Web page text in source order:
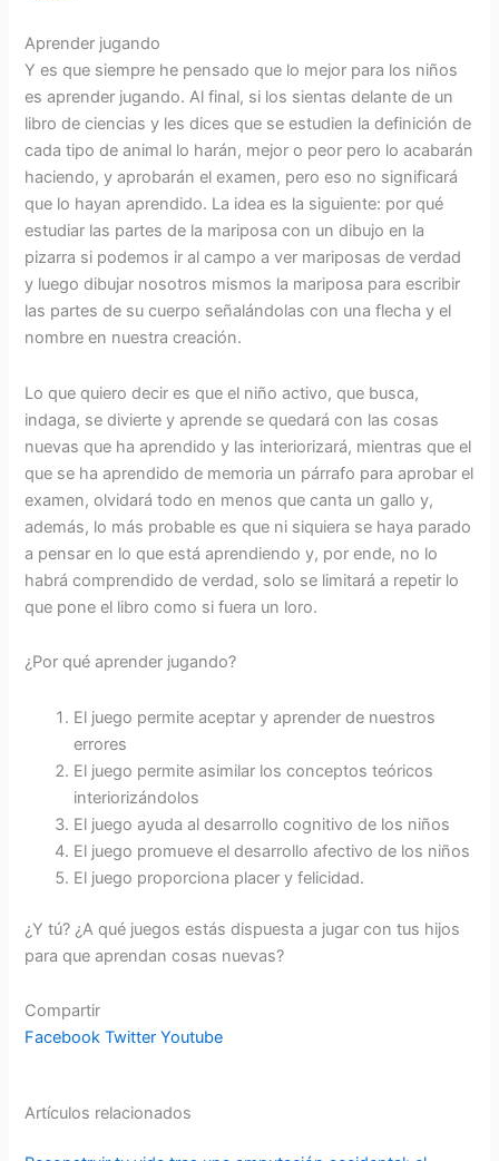
Aprender jugando
Y es que siempre he pensado que lo mejor para los niños
es aprender jugando. Al final, si los sientas delante de un
libro de ciencias y les dices que se estudien la definición de
cada tipo de animal lo harán, mejor o peor pero lo acabarán
haciendo, y aprobarán el examen, pero eso no significará
que lo hayan aprendido. La idea es la siguiente: por qué
estudiar las partes de la mariposa con un dibujo en la
pizarra si podemos ir al campo a ver mariposas de verdad
y luego dibujar nosotros mismos la mariposa para escribir
las partes de su cuerpo señalándolas con una flecha y el
nombre en nuestra creación.
Lo que quiero decir es que el niño activo, que busca,
indaga, se divierte y aprende se quedará con las cosas
nuevas que ha aprendido y las interiorizará, mientras que el
que se ha aprendido de memoria un párrafo para aprobar el
examen, olvidará todo en menos que canta un gallo y,
además, lo más probable es que ni siquiera se haya parado
a pensar en lo que está aprendiendo y, por ende, no lo
habrá comprendido de verdad, solo se limitará a repetir lo
que pone el libro como si fuera un loro.
¿Por qué aprender jugando?
El juego permite aceptar y aprender de nuestros
errores
El juego permite asimilar los conceptos teóricos
interiorizándolos
El juego ayuda al desarrollo cognitivo de los niños
El juego promueve el desarrollo afectivo de los niños
El juego proporciona placer y felicidad.
¿Y tú? ¿A qué juegos estás dispuesta a jugar con tus hijos
para que aprendan cosas nuevas?
Compartir
Facebook Twitter Youtube
Artículos relacionados